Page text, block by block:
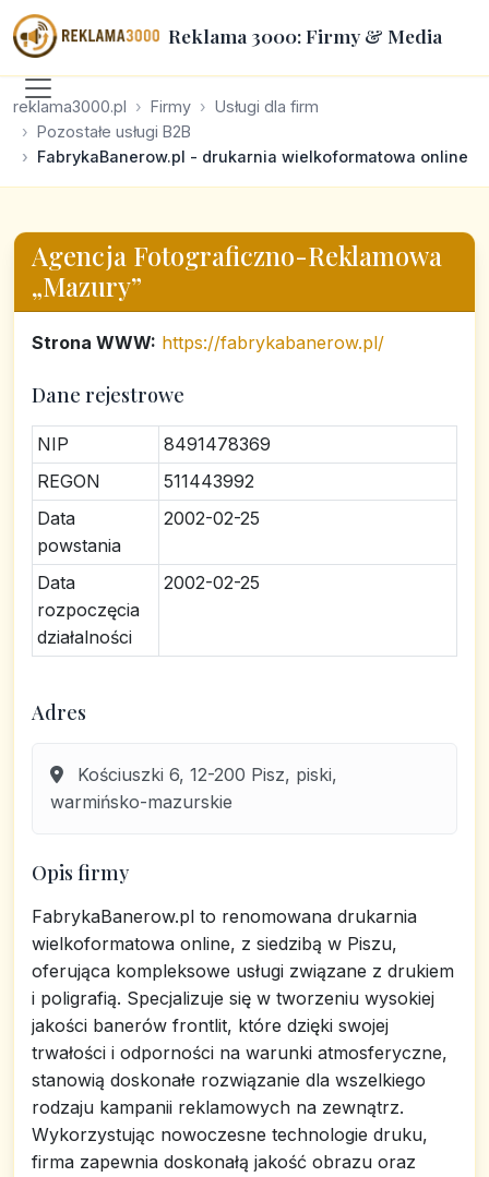
Reklama 3000: Firmy & Media
reklama3000.pl Firmy
Usługi dla firm
Pozostałe usługi B2B
FabrykaBanerow.pl - drukarnia wielkoformatowa online
Agencja Fotograficzno-Reklamowa
„Mazury”
Strona WWW: https://fabrykabanerow.pl/
Dane rejestrowe
NIP
8491478369
REGON
511443992
Data
powstania
2002-02-25
Data
rozpoczęcia
działalności
2002-02-25
Adres
Kościuszki 6, 12-200 Pisz, piski,
warmińsko-mazurskie
Opis firmy
FabrykaBanerow.pl to renomowana drukarnia
wielkoformatowa online, z siedzibą w Piszu,
oferująca kompleksowe usługi związane z drukiem
i poligrafią. Specjalizuje się w tworzeniu wysokiej
jakości banerów frontlit, które dzięki swojej
trwałości i odporności na warunki atmosferyczne,
stanowią doskonałe rozwiązanie dla wszelkiego
rodzaju kampanii reklamowych na zewnątrz.
Wykorzystując nowoczesne technologie druku,
firma zapewnia doskonałą jakość obrazu oraz